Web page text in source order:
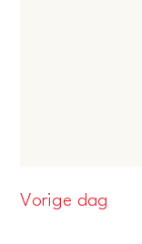
23
MET
Vorige dag